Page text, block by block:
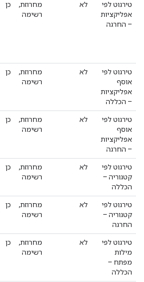
טירגוט לפי
אפליקציות
– החרגה
לא
מחרוזת,
רשימה
כן
טירגוט לפי
אוסף
אפליקציות
– הכללה
לא
מחרוזת,
רשימה
כן
טירגוט לפי
אוסף
אפליקציות
– החרגה
לא
מחרוזת,
רשימה
כן
טירגוט לפי
קטגוריה –
הכללה
לא
מחרוזת,
רשימה
כן
טירגוט לפי
קטגוריה –
החרגה
לא
מחרוזת,
רשימה
כן
טירגוט לפי
מילות
מפתח –
הכללה
לא
מחרוזת,
רשימה
כן